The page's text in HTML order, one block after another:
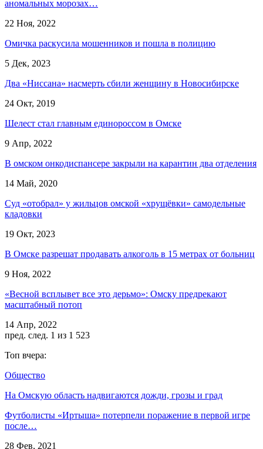
аномальных морозах…
22 Ноя, 2022
Омичка раскусила мошенников и пошла в полицию
5 Дек, 2023
Два «Ниссана» насмерть сбили женщину в Новосибирске
24 Окт, 2019
Шелест стал главным единороссом в Омске
9 Апр, 2022
В омском онкодиспансере закрыли на карантин два отделения
14 Май, 2020
Суд «отобрал» у жильцов омской «хрущёвки» самодельные
кладовки
19 Окт, 2023
В Омске разрешат продавать алкоголь в 15 метрах от больниц
9 Ноя, 2022
«Весной всплывет все это дерьмо»: Омску предрекают
масштабный потоп
14 Апр, 2022
пред. след. 1 из 1 523
Топ вчера:
Общество
На Омскую область надвигаются дожди, грозы и град
Футболисты «Иртыша» потерпели поражение в первой игре
после…
28 Фев, 2021